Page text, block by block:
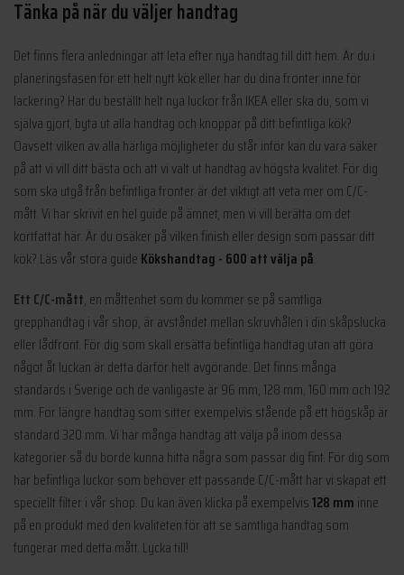
Tänka på när du väljer handtag
Det finns flera anledningar att leta efter nya handtag till ditt hem. Är du i
planeringsfasen för ett helt nytt kök eller har du dina fronter inne för
lackering? Har du beställt helt nya luckor från IKEA eller ska du, som vi
själva gjort, byta ut alla handtag och knoppar på ditt befintliga kök?
Oavsett vilken av alla härliga möjligheter du står inför kan du vara säker
på att vi vill ditt bästa och att vi valt ut handtag av högsta kvalitet. För dig
som ska utgå från befintliga fronter är det viktigt att veta mer om C/C-
mått. Vi har skrivit en hel guide på ämnet, men vi vill berätta om det
kortfattat här. Är du osäker på vilken finish eller design som passar ditt
kök? Läs vår stora guide Kökshandtag - 600 att välja på.
Ett C/C-mått, en måttenhet som du kommer se på samtliga
grepphandtag i vår shop, är avståndet mellan skruvhålen i din skåpslucka
eller lådfront. För dig som skall ersätta befintliga handtag utan att göra
något åt luckan är detta därför helt avgörande. Det finns många
standards i Sverige och de vanligaste är 96 mm, 128 mm, 160 mm och 192
mm. För längre handtag som sitter exempelvis stående på ett högskåp är
standard 320 mm. Vi har många handtag att välja på inom dessa
kategorier så du borde kunna hitta några som passar dig fint. För dig som
har befintliga luckor som behöver ett passande C/C-mått har vi skapat ett
speciellt filter i vår shop. Du kan även klicka på exempelvis128 mm inne
på en produkt med den kvaliteten för att se samtliga handtag som
fungerar med detta mått. Lycka till!